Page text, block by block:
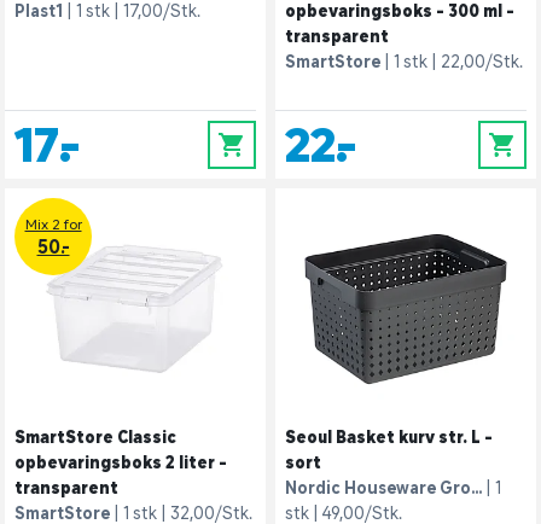
Plast1
1 stk 17,00/Stk.
17,- 0
opbevaringsboks - 300 ml -
transparent
SmartStore
1 stk 22,00/Stk.
22,- 0
Mix 2 for
50.-
SmartStore Classic
opbevaringsboks 2 liter -
transparent
SmartStore
1 stk 32,00/Stk.
Seoul Basket kurv str. L -
sort
Nordic Houseware Gro...
1
stk
49,00/Stk.